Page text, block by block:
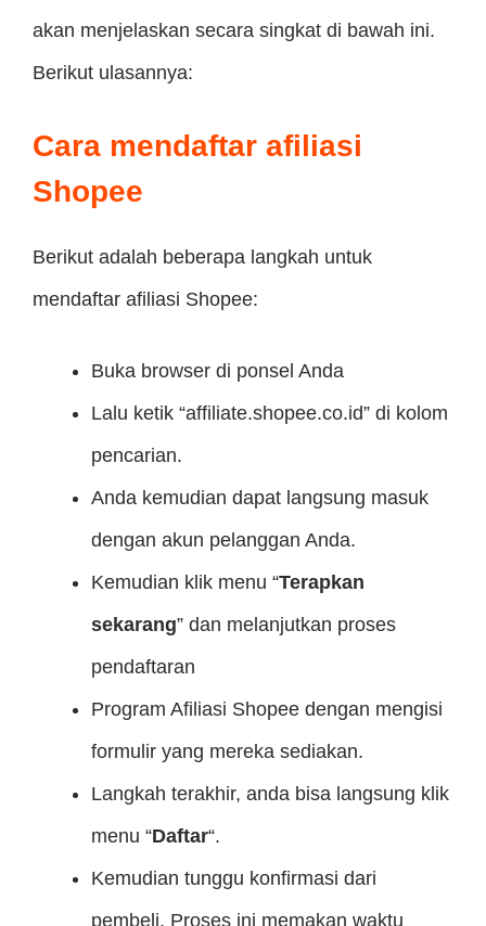
akan menjelaskan secara singkat di bawah ini.
Berikut ulasannya:
Cara mendaftar afiliasi
Shopee
Berikut adalah beberapa langkah untuk
mendaftar afiliasi Shopee:
Buka browser di ponsel Anda
Lalu ketik “affiliate.shopee.co.id” di kolom
pencarian.
Anda kemudian dapat langsung masuk
dengan akun pelanggan Anda.
Kemudian klik menu “Terapkan
sekarang” dan melanjutkan proses
pendaftaran
Program Afiliasi Shopee dengan mengisi
formulir yang mereka sediakan.
Langkah terakhir, anda bisa langsung klik
menu “Daftar“.
Kemudian tunggu konfirmasi dari
pembeli. Proses ini memakan waktu